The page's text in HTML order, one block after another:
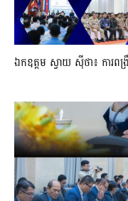
ឯកឧត្តម ស្វាយ ស៊ីថា៖ ការព